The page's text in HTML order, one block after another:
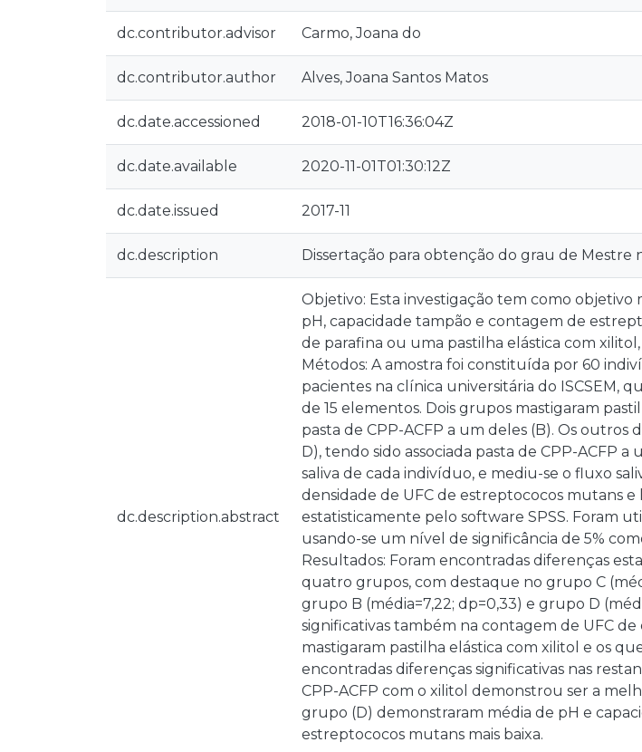
dc.contributor.advisor Carmo, Joana do
dc.contributor.author Alves, Joana Santos Matos
dc.date.accessioned 2018-01-10T16:36:04Z
dc.date.available 2020-11-01T01:30:12Z
dc.date.issued 2017-11
dc.description Dissertação para obtenção do grau de Mestre
dc.description.abstract
Objetivo: Esta investigação tem como objetivo
pH, capacidade tampão e contagem de
de parafina ou uma pastilha elástica com
Métodos: A amostra foi constituída por 60
pacientes na clínica universitária do ISCSEM,
de 15 elementos. Dois grupos mastigaram
pasta de CPP-ACFP a um deles (B). Os
D), tendo sido associada pasta de CPP-ACFP
saliva de cada indivíduo, e mediu-se o fluxo
densidade de UFC de estreptococos mutans
estatisticamente pelo software SPSS. Foram
usando-se um nível de significância de 5%
Resultados: Foram encontradas diferenças
quatro grupos, com destaque no grupo C
grupo B (média=7,22; dp=0,33) e grupo D
significativas também na contagem de UFC
mastigaram pastilha elástica com xilitol e os
encontradas diferenças significativas nas
CPP-ACFP com o xilitol demonstrou ser a
grupo (D) demonstraram média de pH e
estreptococos mutans mais baixa.